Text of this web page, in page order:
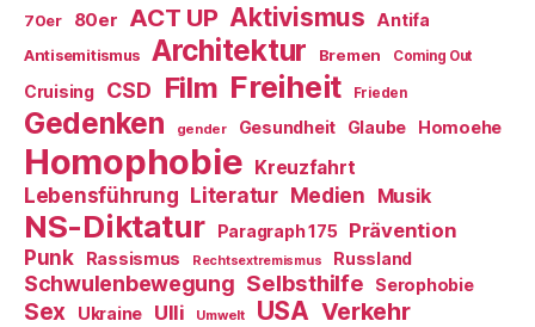
70er 80er ACT UP Aktivismus Antifa
Antisemitismus Architektur Bremen Coming Out
Cruising CSD Film Freiheit Frieden
Gedenken gender Gesundheit Glaube Homoehe
Homophobie Kreuzfahrt
Lebensführung Literatur Medien Musik
NS-Diktatur Paragraph 175
Prävention
Punk
Rassismus Rechtsextremismus Russland
Schwulenbewegung Selbsthilfe Serophobie
Sex Ukraine Ulli Umwelt USA Verkehr